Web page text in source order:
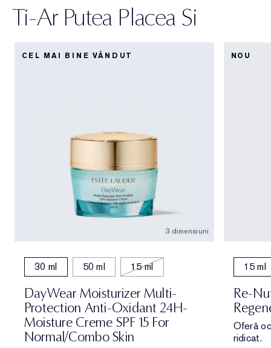
Ti-Ar Putea Placea Si
CEL MAI BINE VÂNDUT
3 dimensiuni
30 ml 50 ml 15 ml
DayWear Moisturizer Multi-
Protection Anti-Oxidant 24H-
Moisture Creme SPF 15 For
Normal/Combo Skin
NOU
15 ml
Re-
Oferă
ridicat.